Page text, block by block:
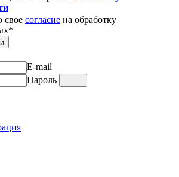
свое согласие на обработку
E-mail
Пароль